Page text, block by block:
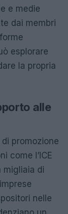
e medie
dai membri
esplorare
la propria
alle
promozione
come l’ICE
migliaia di
nelle